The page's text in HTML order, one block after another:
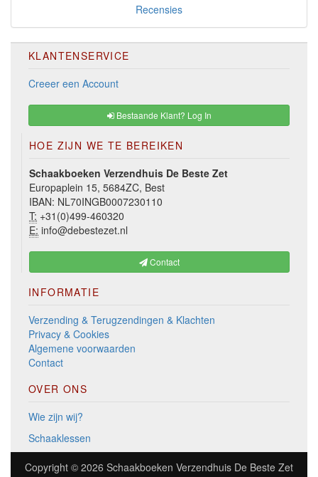
Recensies
KLANTENSERVICE
Creeer een Account
Bestaande Klant? Log In
HOE ZIJN WE TE BEREIKEN
Schaakboeken Verzendhuis De Beste Zet
Europaplein 15, 5684ZC, Best
IBAN: NL70INGB0007230110
T: +31(0)499-460320
E: info@debestezet.nl
Contact
INFORMATIE
Verzending & Terugzendingen & Klachten
Privacy & Cookies
Algemene voorwaarden
Contact
OVER ONS
Wie zijn wij?
Schaaklessen
Copyright © 2026 Schaakboeken Verzendhuis De Beste Zet